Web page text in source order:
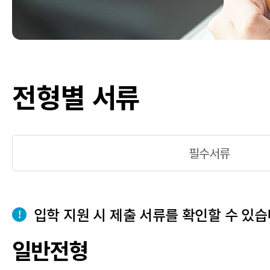
전형별 서류
필수서류
입학 지원 시 제출 서류를 확인할 수 있
일반전형